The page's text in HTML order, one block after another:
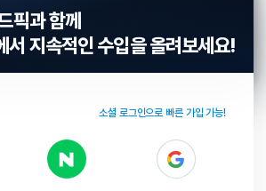
픽과 함께
서 지속적인 수입을 올려보세요!
소셜 로그인으로 빠른 가입 가능!